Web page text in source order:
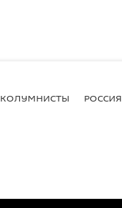
КОЛУМНИСТЫ РОССИЯ